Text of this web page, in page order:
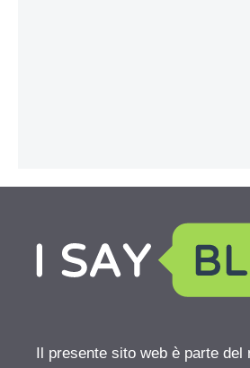
Il presente sito web è parte del